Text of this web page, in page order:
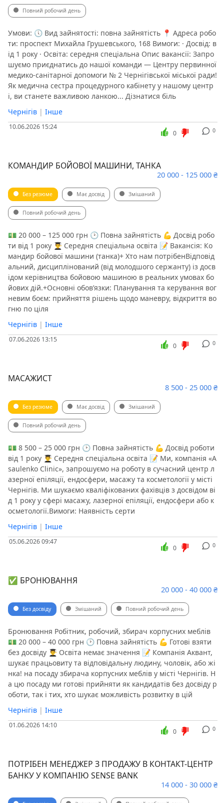
Повний робочий день
Умови: 🕔 Вид зайнятості: повна зайнятість 📍 Адреса робо
ти: проспект Михайла Грушевського, 168 Вимоги: · Досвід: в
ід 1 року · Освіта: середня спеціальна Опис вакансії: Запро
шуємо приєднатись до нашої команди — Центру первинної
медико-санітарної допомоги № 2 Чернігівської міської ради!
Як медична сестра процедурного кабінету у нашому центр
і, ви станете важливою ланкою... Дізнатися біль
Чернігів | Інше
10.06.2026 15:24 0
0
КОМАНДИР БОЙОВОЇ МАШИНИ, ТАНКА
20 000 - 125 000 ₴
Без резюме Має досвід Змішаний
Повний робочий день
💵 20 000 – 125 000 грн 🕑 Повна зайнятість 💪 Досвід робо
ти від 1 року 👨‍🎓 Середня спеціальна освіта 📝 Вакансія: Ко
мандир бойової машини (танка)+ Хто нам потрібенВідповід
альний, дисциплінований (від молодшого сержанту) із досв
ідом керівництва бойовою машиною в реальних умовах бо
йових дій.+Основні обов’язки: Планування та керування вог
невим боєм: прийняття рішень щодо маневру, відкриття во
гню по ціля
Чернігів | Інше
07.06.2026 13:15 0
0
МАСАЖИСТ
8 500 - 25 000 ₴
Без резюме Має досвід Змішаний
Повний робочий день
💵 8 500 – 25 000 грн 🕑 Повна зайнятість 💪 Досвід роботи
від 1 року 👨‍🎓 Середня спеціальна освіта 📝 Ми, компанія «A
saulenko Clinic», запрошуємо на роботу в сучасний центр л
азерної епіляції, ендосфери, масажу та косметології у місті
Чернігів. Ми шукаємо кваліфікованих фахівців з досвідом ві
д 1 року у сфері масажу, лазерної епіляції, ендосфери або к
осметології.Вимоги: Наявність серти
Чернігів | Інше
05.06.2026 09:47 0
0
✅ БРОНЮВАННЯ
20 000 - 40 000 ₴
Без досвіду Змішаний Повний робочий день
Бронювання Робітник, робочий, збирач корпусних меблів
💵 20 000 – 40 000 грн 🕑 Повна зайнятість 💪 Готові взяти
без досвіду 👨‍🎓 Освіта немає значення 📝 Компанія Аквант,
шукає працьовиту та відповідальну людину, чоловік, або жі
нка! на посаду збирача корпусних меблів у місті Чернігів. Н
а цю посаду ми готові прийняти як кандидатів без досвіду р
оботи, так і тих, хто шукає можливість розвитку в цій
Чернігів | Інше
01.06.2026 14:10 0
0
ПОТРІБЕН МЕНЕДЖЕР З ПРОДАЖУ В КОНТАКТ-ЦЕНТР
БАНКУ У КОМПАНІЮ SENSE BANK
14 000 - 30 000 ₴